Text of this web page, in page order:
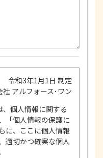
令和3年1月1日 制定
社 アルフォース･ワン
個人情報に関する
「個人情報の保護に
に、ここに個人情報
適切かつ確実な個人